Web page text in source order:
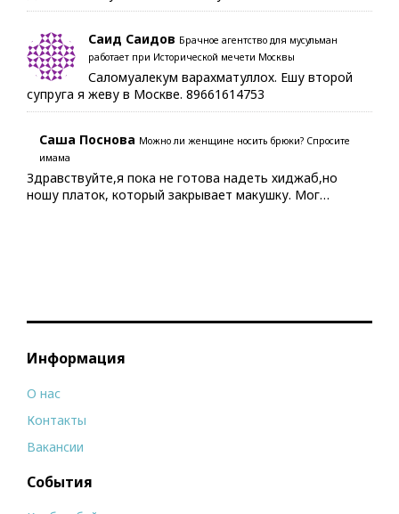
Саид Саидов Брачное агентство для мусульман
работает при Исторической мечети Москвы
Саломуалекум варахматуллох. Ешу второй
супруга я жеву в Москве. 89661614753
Саша Поснова Можно ли женщине носить брюки? Спросите
имама
Здравствуйте,я пока не готова надеть хиджаб,но
ношу платок, который закрывает макушку. Мог…
Информация
О нас
Контакты
Вакансии
События